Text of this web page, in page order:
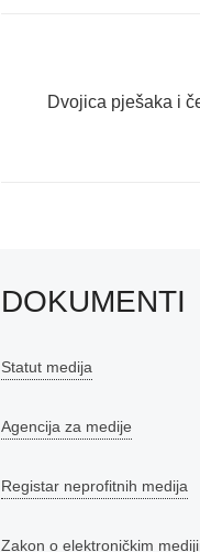
objava
Previous
Dvojica pješaka i
DOKUMENTI
Statut medija
Agencija za medije
Registar neprofitnih medija
Zakon o elektroničkim